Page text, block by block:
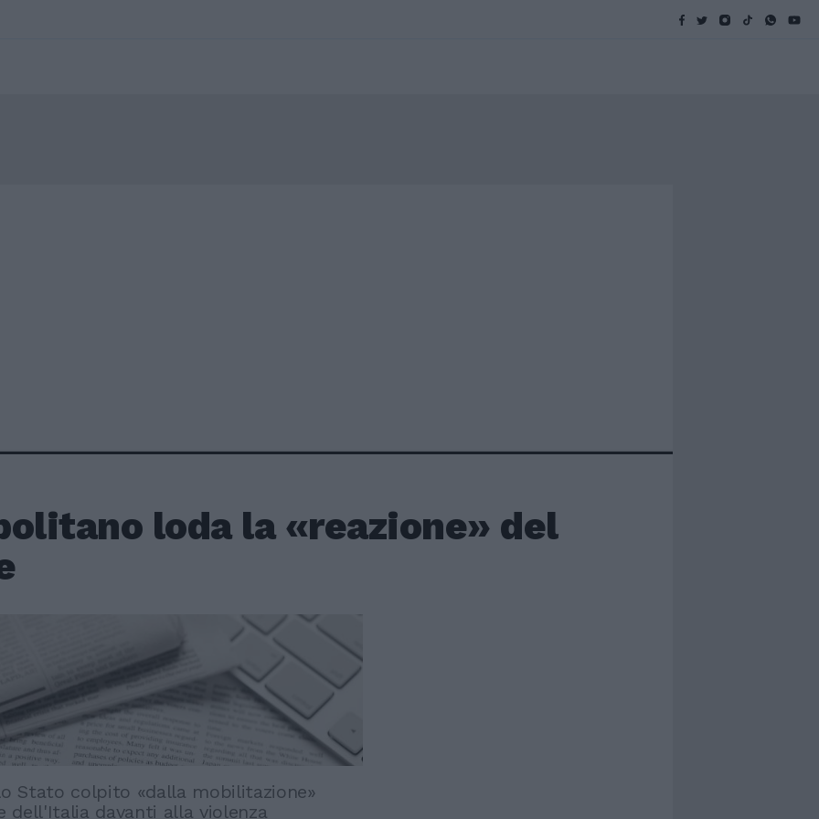
loda la «reazione» del
Stato colpito «dalla mobilitazione»
dell'Italia davanti alla violenza